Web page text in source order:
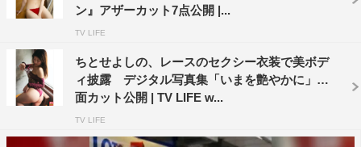
ン』アザーカット7点公開 |...
TV LIFE
ちとせよしの、レースのセクシー衣装で美ボデ
ィ披露 デジタル写真集「いまを艶やかに」誌
面カット公開 | TV LIFE w...
TV LIFE